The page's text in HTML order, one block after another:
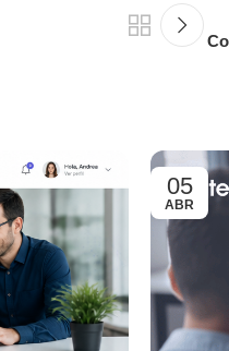
05
ABR